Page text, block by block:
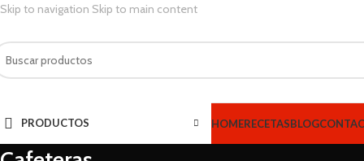
Skip to navigation Skip to main content
PRODUCTOS HOMERECETASBLOG